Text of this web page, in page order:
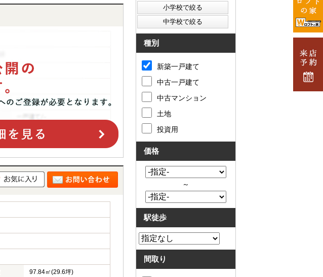
97.84㎡(29.6坪)
種別
新築一戸建て
中古一戸建て
中古マンション
土地
投資用
価格
～
駅徒歩
間取り